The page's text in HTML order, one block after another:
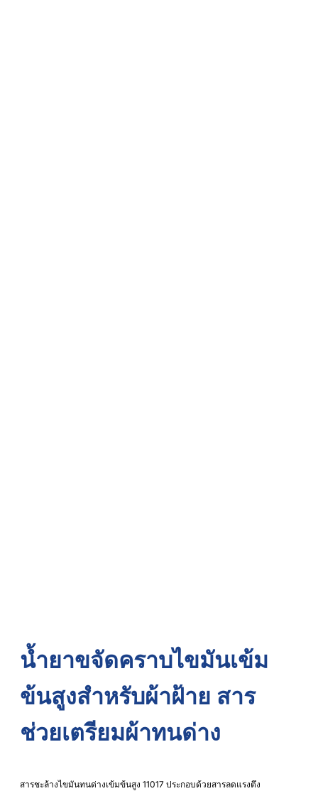
น้ำยาขจัดคราบไขมันเข้ม
ข้นสูงสำหรับผ้าฝ้าย สาร
ช่วยเตรียมผ้าทนด่าง
สารชะล้างไขมันทนด่างเข้มข้นสูง 11017 ประกอบด้วยสารลดแรงตึง